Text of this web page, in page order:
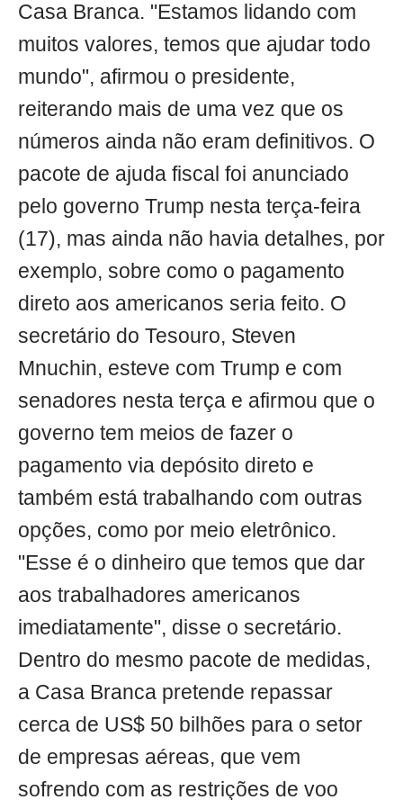
Casa Branca. "Estamos lidando com
muitos valores, temos que ajudar todo
mundo", afirmou o presidente,
reiterando mais de uma vez que os
números ainda não eram definitivos. O
pacote de ajuda fiscal foi anunciado
pelo governo Trump nesta terça-feira
(17), mas ainda não havia detalhes, por
exemplo, sobre como o pagamento
direto aos americanos seria feito. O
secretário do Tesouro, Steven
Mnuchin, esteve com Trump e com
senadores nesta terça e afirmou que o
governo tem meios de fazer o
pagamento via depósito direto e
também está trabalhando com outras
opções, como por meio eletrônico.
"Esse é o dinheiro que temos que dar
aos trabalhadores americanos
imediatamente", disse o secretário.
Dentro do mesmo pacote de medidas,
a Casa Branca pretende repassar
cerca de US$ 50 bilhões para o setor
de empresas aéreas, que vem
sofrendo com as restrições de voo